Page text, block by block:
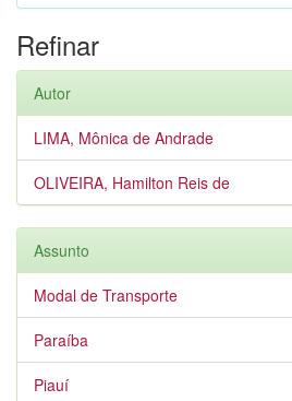
Refinar
Autor
LIMA, Mônica de Andrade
OLIVEIRA, Hamilton Reis de
Assunto
Modal de Transporte
Paraíba
Piauí